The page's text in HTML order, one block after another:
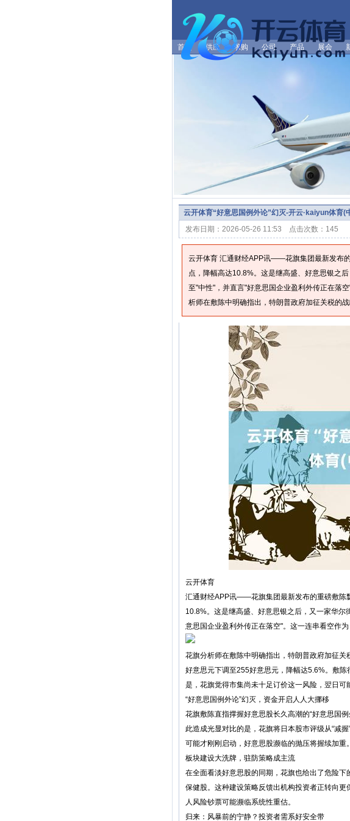
首页 供应 求购 公司 产品 展会
云开体育“好意思国例外论”幻灭-开云·kaiyun体育(
发布日期：2026-05-26 11:53 点击次数：145
云开体育 汇通财经APP讯——花旗集团最新发布
点，降幅高达10.8%。这是继高盛、好意思银之
至"中性"，并直言"好意思国企业盈利外传正在落
析师在敷陈中明确指出，特朗普政府加征关税的
云开体育
汇通财经APP讯——花旗集团最新发布的重磅敷陈
10.8%。这是继高盛、好意思银之后，又一家华
意思国企业盈利外传正在落空"。这一连串看空作
花旗分析师在敷陈中明确指出，特朗普政府加征
好意思元下调至255好意思元，降幅达5.6%。敷
是，花旗觉得市集尚未十足订价这一风险，翌日可
“好意思国例外论”幻灭，资金开启人人大挪移
花旗敷陈直指撑握好意思股长久高潮的“好意思国
此造成光显对比的是，花旗将日本股市评级从“减
可能才刚刚启动，好意思股濒临的抛压将握续加重。
板块建设大洗牌，驻防策略成主流
在全面看淡好意思股的同期，花旗也给出了危险
保健股。这种建设策略反馈出机构投资者正转向更
人风险钞票可能濒临系统性重估。
归来：风暴前的宁静？投资者需系好安全带